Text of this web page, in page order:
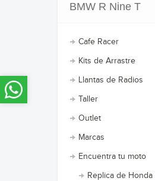
BMW R Nine T
Cafe Racer
Kits de Arrastre
Llantas de Radios
Taller
Outlet
Marcas
Encuentra tu moto
Replica de Honda